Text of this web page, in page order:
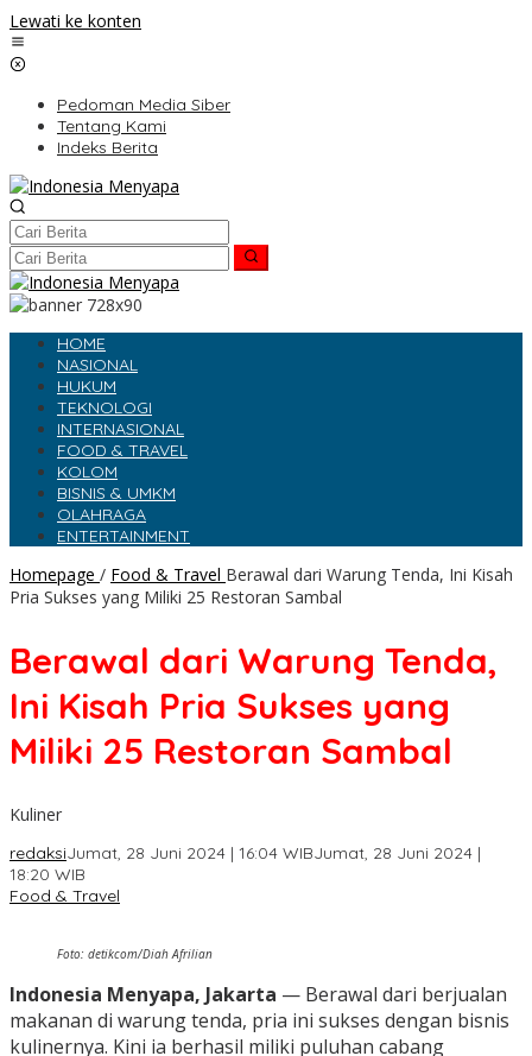
Lewati ke konten
Pedoman Media Siber
Tentang Kami
Indeks Berita
HOME
NASIONAL
HUKUM
TEKNOLOGI
INTERNASIONAL
FOOD & TRAVEL
KOLOM
BISNIS & UMKM
OLAHRAGA
ENTERTAINMENT
Homepage / Food & Travel Berawal dari Warung Tenda, Ini Kisah
Pria Sukses yang Miliki 25 Restoran Sambal
Berawal dari Warung Tenda,
Ini Kisah Pria Sukses yang
Miliki 25 Restoran Sambal
Kuliner
redaksiJumat, 28 Juni 2024 | 16:04 WIBJumat, 28 Juni 2024 |
18:20 WIB
Food & Travel
Foto: detikcom/Diah Afrilian
Indonesia Menyapa, Jakarta — Berawal dari berjualan
makanan di warung tenda, pria ini sukses dengan bisnis
kulinernya. Kini ia berhasil miliki puluhan cabang